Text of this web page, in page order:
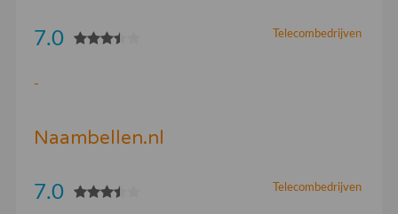
Telecombedrijven
7.0
-
Naambellen.nl
Telecombedrijven
7.0